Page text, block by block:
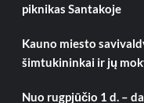
piknikas Santakoje
Kauno miesto
šimtukininkai ir jų
Nuo rugpjūčio 1 d. –